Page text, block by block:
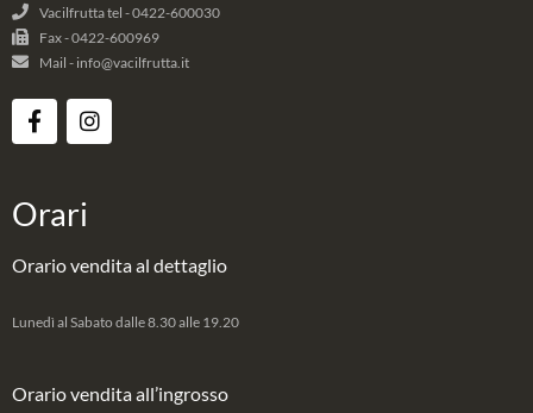
Vacilfrutta tel - 0422-600030
Fax - 0422-600969
Mail - info@vacilfrutta.it
Orari
Orario vendita al dettaglio
Lunedì al Sabato dalle 8.30 alle 19.20
Orario vendita all’ingrosso